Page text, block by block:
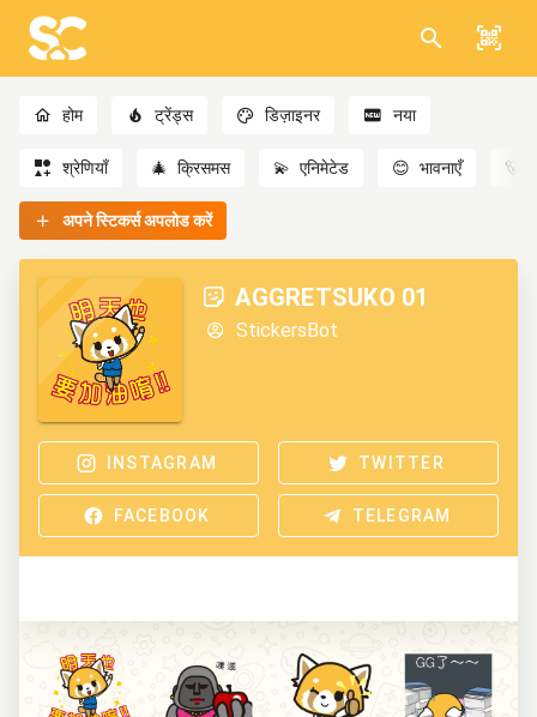
होम ट्रेंड्स डिज़ाइनर नया
श्रेणियाँ 🎄 क्रिसमस 💫 एनिमेटेड 😊 भावनाएँ 🐻
अपने स्टिकर्स अपलोड करें
AGGRETSUKO 01
StickersBot
INSTAGRAM TWITTER
FACEBOOK TELEGRAM